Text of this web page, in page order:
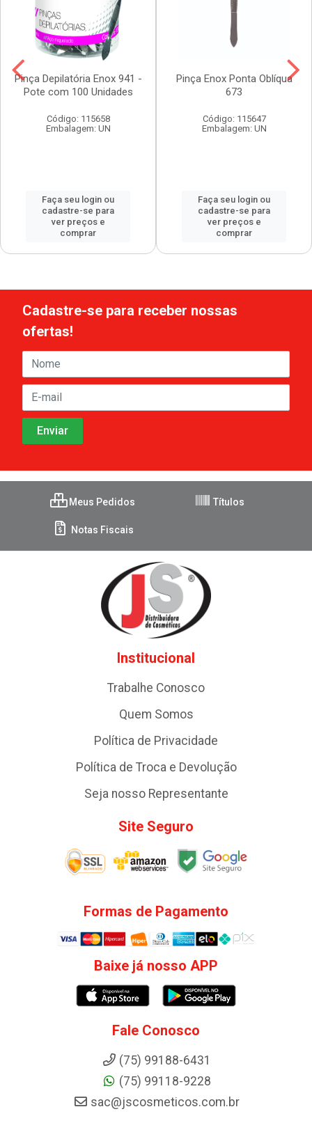
Pinça Depilatória Enox 941 -
Pote com 100 Unidades
Código: 115658
Embalagem: UN
Faça seu login ou
cadastre-se para
ver preços e
comprar
Pinça Enox Ponta Oblíqua
673
Código: 115647
Embalagem: UN
Faça seu login ou
cadastre-se para
ver preços e
comprar
Cadastre-se para receber nossas
ofertas!
Meus Pedidos Títulos
Notas Fiscais
Institucional
Trabalhe Conosco
Quem Somos
Política de Privacidade
Política de Troca e Devolução
Seja nosso Representante
Site Seguro
Formas de Pagamento
Baixe já nosso APP
Fale Conosco
(75) 99188-6431
(75) 99118-9228
sac@jscosmeticos.com.br